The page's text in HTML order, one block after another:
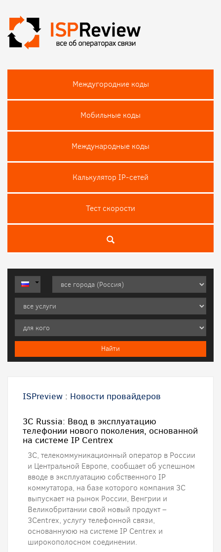
Междугородние коды
Мобильные коды
Международные коды
Калькулятор IP-сетей
Тест скороcти
ISPreview : Новости провайдеров
3C Russia: Ввод в эксплуатацию
телефонии нового поколения, основанной
на системе IP Centrex
3С, телекоммуникационный оператор в России
и Центральной Европе, сообщает об успешном
вводе в эксплуатацию собственного IP
коммутатора, на базе которого компания 3С
выпускает на рынок России, Венгрии и
Великобритании свой новый продукт –
3Centrex, услугу телефонной связи,
основаннуюю на системе IP Centrex и
широкополосном соединении.